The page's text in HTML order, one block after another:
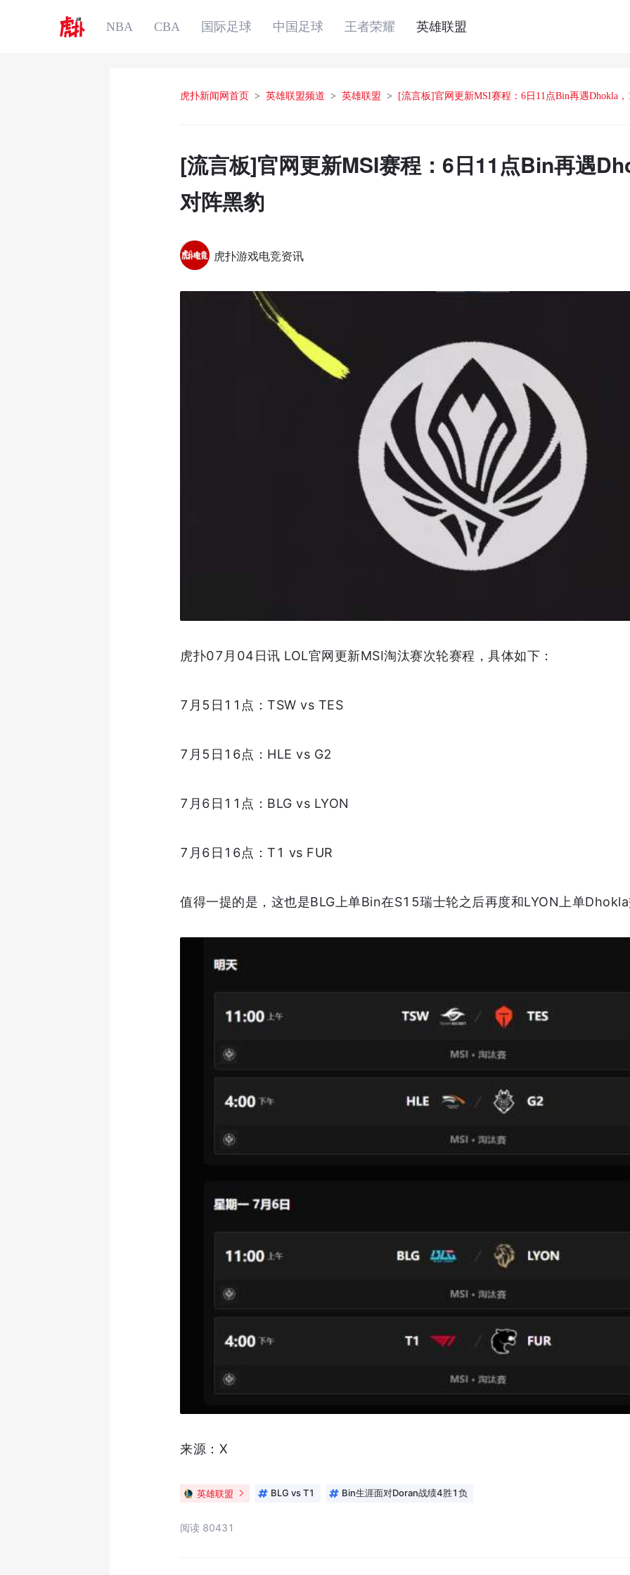
NBA CBA 国际足球 中国足球 王者荣耀 英雄联盟
虎扑新闻网首页 > 英雄联盟频道 > 英雄联盟 > [流言板]官网更新MSI赛程：6日11点Bin再遇Dhokla
[流言板]官网更新MSI赛程：6日11点Bin再遇
对阵黑豹
虎扑游戏电竞资讯
虎扑07月04日讯 LOL官网更新MSI淘汰赛次轮赛程，具体如下：
7月5日11点：TSW vs TES
7月5日16点：HLE vs G2
7月6日11点：BLG vs LYON
7月6日16点：T1 vs FUR
值得一提的是，这也是BLG上单Bin在S15瑞士轮之后再度和LYON上单
来源：X
英雄联盟 BLG vs T1 Bin生涯面对Doran战绩4胜1负
阅读 80431